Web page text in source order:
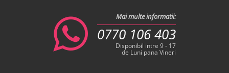
Mai multe informatii:
0770 106 403
Disponibil intre 9 - 17
de Luni pana Vineri